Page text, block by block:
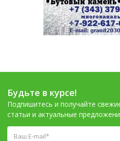
Будьте в курсе!
Подпишитесь и получайте
статьи и актуальные